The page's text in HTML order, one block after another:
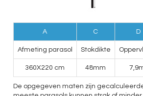
A C D
Afmeting parasol Stokdikte
360X220 cm 48mm
De opgegeven maten zijn